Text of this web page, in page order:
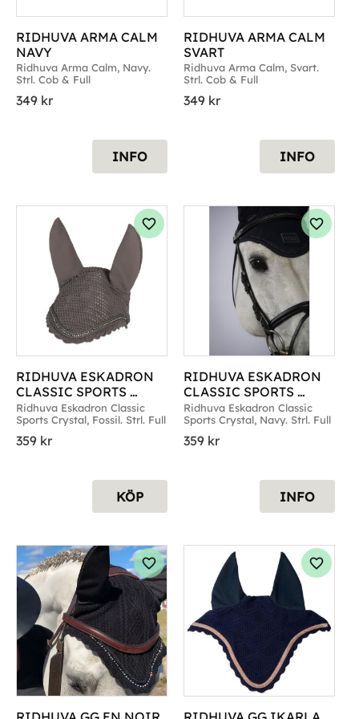
RIDHUVA ARMA CALM
NAVY
Ridhuva Arma Calm, Navy.
Strl. Cob & Full
349 kr
INFO
RIDHUVA ARMA CALM
SVART
Ridhuva Arma Calm, Svart.
Strl. Cob & Full
349 kr
INFO
till i favoriter
RIDHUVA ESKADRON
CLASSIC SPORTS
CRYSTAL FOSSIL FULL
Ridhuva Eskadron Classic
Sports Crystal, Fossil. Strl. Full
359 kr
Lägg till i favoriter
KÖP
RIDHUVA ESKADRON
CLASSIC SPORTS
CRYSTAL NAVY FULL
Ridhuva Eskadron Classic
Sports Crystal, Navy. Strl. Full
359 kr
Lägg
INFO
till i favoriter Lägg till i favoriter Lägg